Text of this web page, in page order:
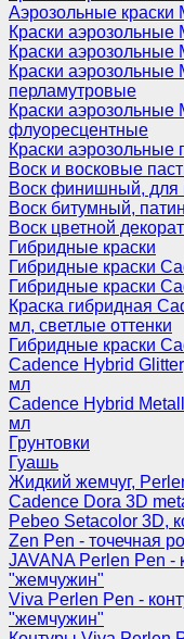
Аэрозольные краски
Краски
Краски аэрозольные
Краски аэрозольные
перламутровые
Краски аэрозольные
флуоресцентные
Краски аэрозольные
Воск и восковые
Воск финишный, для
Воск битумный,
Воск цветной
Гибридные краски
Гибридные краски
Гибридные краски
Краска гибридная
мл, светлые оттенки
Гибридные краски
Cadence Hybrid
мл
Cadence Hybrid
мл
Грунтовки
Гуашь
Жидкий жемчуг,
Cadence Dora 3D
Pebeo Setacolor 3D,
Zen Pen - точечная
JAVANA Perlen Pen -
"жемчужин"
Viva Perlen Pen -
"жемчужин"